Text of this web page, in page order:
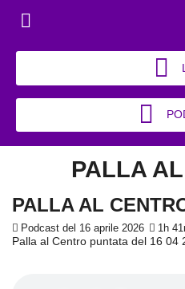
PALLA
PALLA AL
Podcast del 16 aprile 2026 1h
Palla al Centro puntata del 16 04